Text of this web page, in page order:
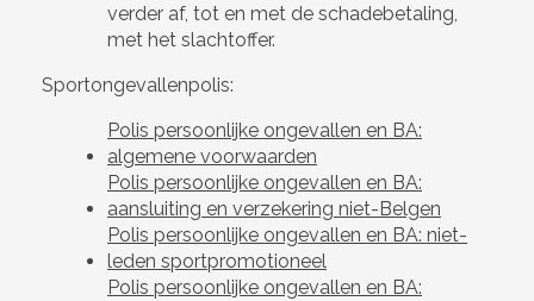
verder af, tot en met de schadebetaling,
met het slachtoffer.
Sportongevallenpolis:
Polis persoonlijke ongevallen en BA:
algemene voorwaarden
Polis persoonlijke ongevallen en BA:
aansluiting en verzekering niet-Belgen
Polis persoonlijke ongevallen en BA: niet-
leden sportpromotioneel
Polis persoonlijke ongevallen en BA: